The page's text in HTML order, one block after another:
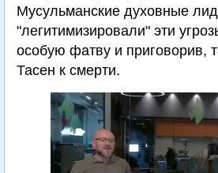
Мусульманские духовные
"легитимизировали" эти
особую фатву и приговорив,
Тасен к смерти.